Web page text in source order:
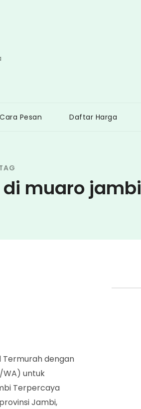
Cara Pesan Daftar Harga
muaro jambi
Termurah dengan
WA) untuk
Terpercaya
Jambi,